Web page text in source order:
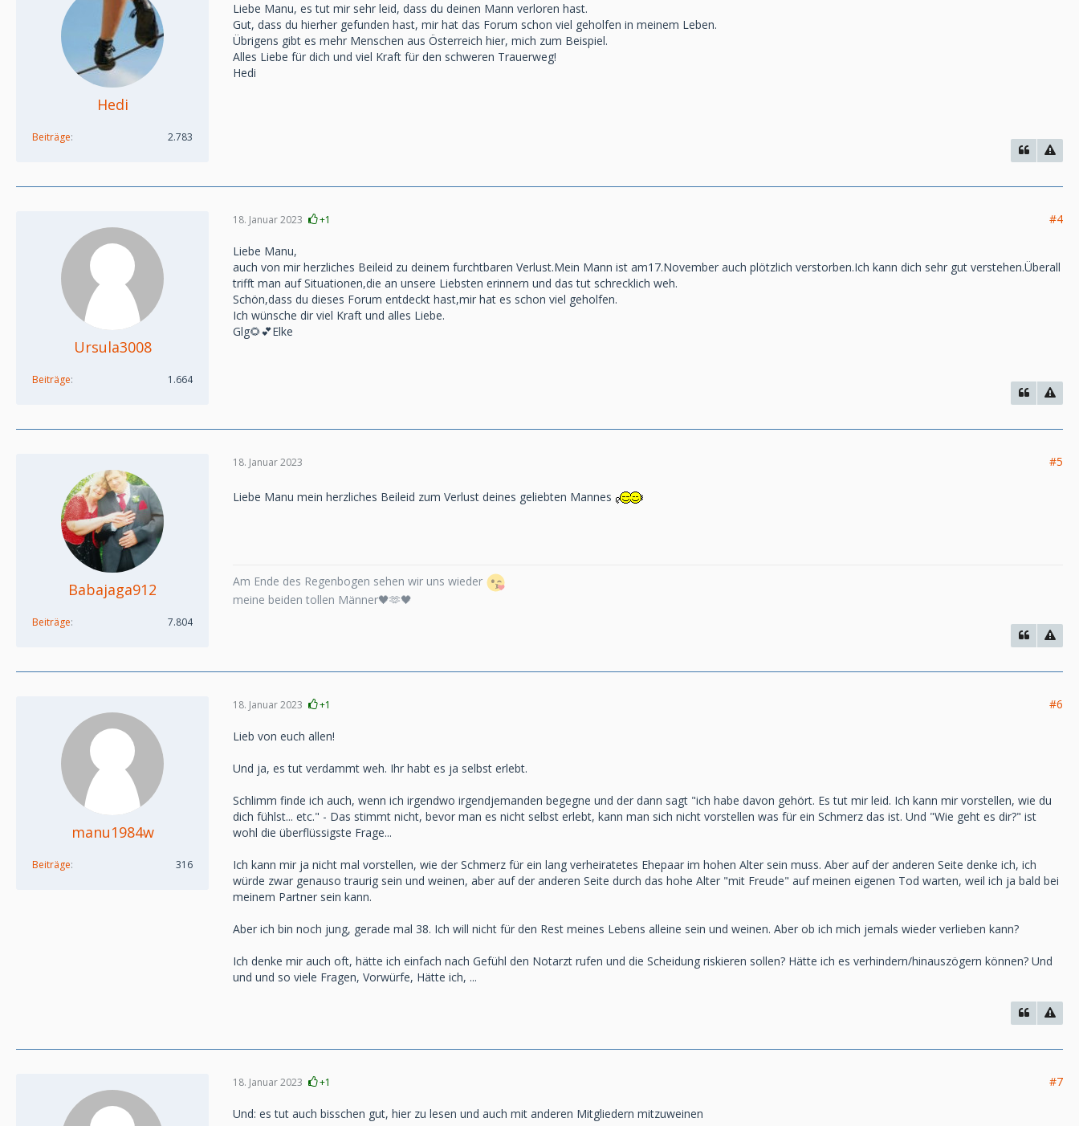
Hedi
Beiträge 2.783
Liebe Manu, es tut mir sehr leid, dass du deinen Mann verloren hast.
Gut, dass du hierher gefunden hast, mir hat das Forum schon viel geholfen in meinem Leben.
Übrigens gibt es mehr Menschen aus Österreich hier, mich zum Beispiel.
Alles Liebe für dich und viel Kraft für den schweren Trauerweg!
Hedi
Ursula3008
Beiträge 1.664
18. Januar 2023 +1 #4
Liebe Manu,
auch von mir herzliches Beileid zu deinem furchtbaren Verlust.Mein Mann ist am17.November auch plötzlich verstorben.Ich kann dich sehr gut verstehen.Überall
trifft man auf Situationen,die an unsere Liebsten erinnern und das tut schrecklich weh.
Schön,dass du dieses Forum entdeckt hast,mir hat es schon viel geholfen.
Ich wünsche dir viel Kraft und alles Liebe.
Glg🌻💕Elke
Babajaga912
Beiträge 7.804
18. Januar 2023 #5
Liebe Manu mein herzliches Beileid zum Verlust deines geliebten Mannes
Am Ende des Regenbogen sehen wir uns wieder
meine beiden tollen Männer🖤🫶🖤
manu1984w
Beiträge 316
18. Januar 2023 +1 #6
Lieb von euch allen!
Und ja, es tut verdammt weh. Ihr habt es ja selbst erlebt.
Schlimm finde ich auch, wenn ich irgendwo irgendjemanden begegne und der dann sagt "ich habe davon gehört. Es tut mir leid. Ich kann mir vorstellen, wie du
dich fühlst... etc." - Das stimmt nicht, bevor man es nicht selbst erlebt, kann man sich nicht vorstellen was für ein Schmerz das ist. Und "Wie geht es dir?" ist
wohl die überflüssigste Frage...
Ich kann mir ja nicht mal vorstellen, wie der Schmerz für ein lang verheiratetes Ehepaar im hohen Alter sein muss. Aber auf der anderen Seite denke ich, ich
würde zwar genauso traurig sein und weinen, aber auf der anderen Seite durch das hohe Alter "mit Freude" auf meinen eigenen Tod warten, weil ich ja bald bei
meinem Partner sein kann.
Aber ich bin noch jung, gerade mal 38. Ich will nicht für den Rest meines Lebens alleine sein und weinen. Aber ob ich mich jemals wieder verlieben kann?
Ich denke mir auch oft, hätte ich einfach nach Gefühl den Notarzt rufen und die Scheidung riskieren sollen? Hätte ich es verhindern/hinauszögern können? Und
und und so viele Fragen, Vorwürfe, Hätte ich, ...
18. Januar 2023 +1 #7
Und: es tut auch bisschen gut, hier zu lesen und auch mit anderen Mitgliedern mitzuweinen